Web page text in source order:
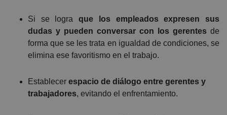
Si se lograque los empleados expresen sus
dudas y pueden conversar con los gerentes de
forma que se les trata en igualdad de condiciones, se
elimina ese favoritismo en el trabajo.
Establecer espacio de diálogo entre gerentes y
trabajadores, evitando el enfrentamiento.